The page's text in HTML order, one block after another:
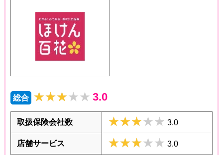
総合 ★★★★★
★★★★★ 3.0
取扱保険会社数 ★★★★★
★★★★★ 3.0
店舗サービス ★★★★★
★★★★★ 3.0